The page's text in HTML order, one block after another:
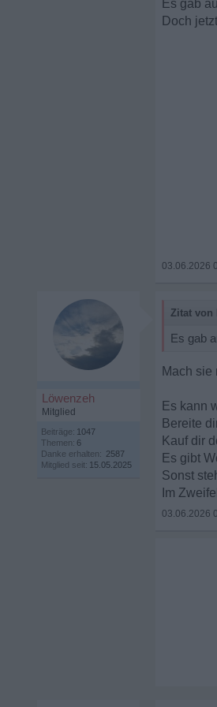
Es gab
Doch
03.06.2026
Löwenzeh
Mitglied
Beiträge: 1047
Themen: 6
Danke erhalten: 2587
Mitglied seit: 15.05.2025
Zitat von
Es gab
Mach sie
Es kann
Bereite
Kauf dir
Es gibt
Sonst
Im
03.06.2026